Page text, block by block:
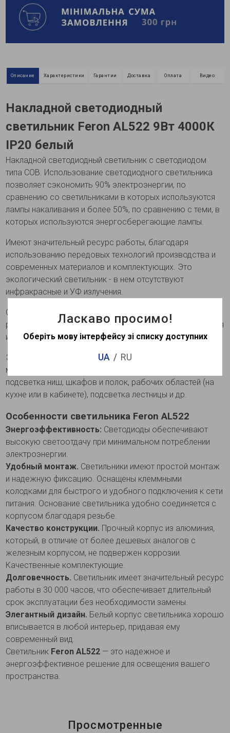
Описание Характеристики Гарантии Доставка Оплата Видео
Накладной светодиодный
светильник Feron AL522 9Вт 4000К
IP20 белый
Накладной светодиодный светильник с светодиодом
типа COB. Использование светодиодного светильника
позволяет сэкономить 90% электроэнергии, по
сравнению со светильниками в которых используются
лампы накаливания и более 50%, по сравнению с теми, в
которых используются энергосберегающие лампы.
Имеют значительный ресурс работы, благодаря
использованию передовых технологий производства и
современных материалов и комплектующих. Это
экологический светильник - в нем отсутствуют
инфракрасные и УФ излучения.
Светильник включается мгновенно и обеспечивает
равномерное, яркое, стабильное свечение без мерцания
и бликов.
Это универсальный светильник, что может решать
множество задач, прежде всего с акцентной подсветки:
подсветка ниш, шкафов и полок, рабочих областей (на
кухне или в кабинете), подсветка лестницы и др.
Особенности светильника Feron AL522
Энергоэффективность: Светодиоды обеспечивают
высокую светоотдачу при минимальном потреблении
электроэнергии.
Удобный монтаж. Светильники имеют простой монтаж
и надежную фиксацию. Оснащены клеммными
колодками для быстрого и удобного подключения к сети
питания. Основание светильника удобно соединяется с
корпусом благодаря резьбе.
Качество конструкции. Прочный корпус из алюминия,
который, в отличие от более дешевых аналогов с
железным корпусом, не подвержен коррозии.
Качественные комплектующие.
Долговечность. Светильник имеет значительный ресурс
работы в 30 000 часов, что обеспечивает длительный
срок эксплуатации без необходимости замены.
Элегантный дизайн. Белый корпус светильника хорошо
вписывается в любой интерьер, придавая ему
современный вид.
Светильник Feron AL522 — это надежное и
энергоэффективное решение для освещения вашего
пространства.
Просмотренные
Ласкаво просимо!
Оберіть мову інтерфейсу зі списку доступних
UA RU